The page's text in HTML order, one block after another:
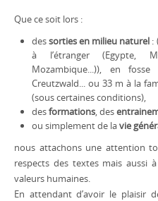
Que ce soit lors :
dessorties en milieu naturel :
à l’étranger (Egypte,
Mozambique...)), en
Creutzwald... ou 33 m à la
(sous certaines conditions),
desformations, des
ou simplement de lavie
nous attachons une attention
respects des textes mais aussi
valeurs humaines.
En attendant d’avoir le plaisir